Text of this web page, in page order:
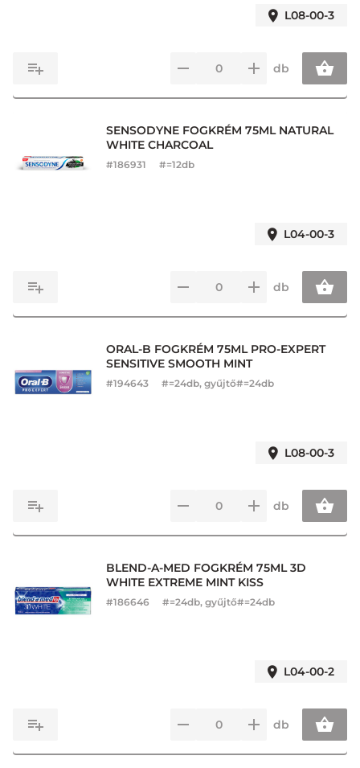
L08-00-3
db
SENSODYNE FOGKRÉM 75ML NATURAL
WHITE CHARCOAL
#186931 #=12db
L04-00-3
db
ORAL-B FOGKRÉM 75ML PRO-EXPERT
SENSITIVE SMOOTH MINT
#194643 #=24db, gyűjtő#=24db
L08-00-3
db
BLEND-A-MED FOGKRÉM 75ML 3D
WHITE EXTREME MINT KISS
#186646 #=24db, gyűjtő#=24db
L04-00-2
db